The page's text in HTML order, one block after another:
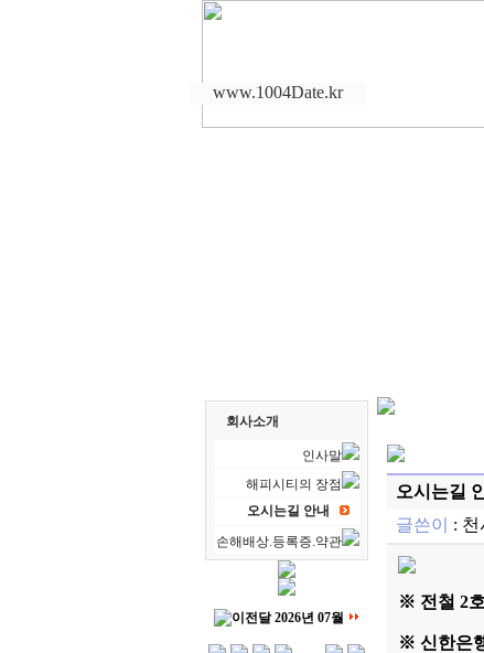
www.1004Date.kr
회사소개
인사말
해피시티의 장점
오시는길 안내
손해배상.등록증.약관
2026년 07월
오시는길
글쓴이
: 천
※ 전철 2
※ 신한은